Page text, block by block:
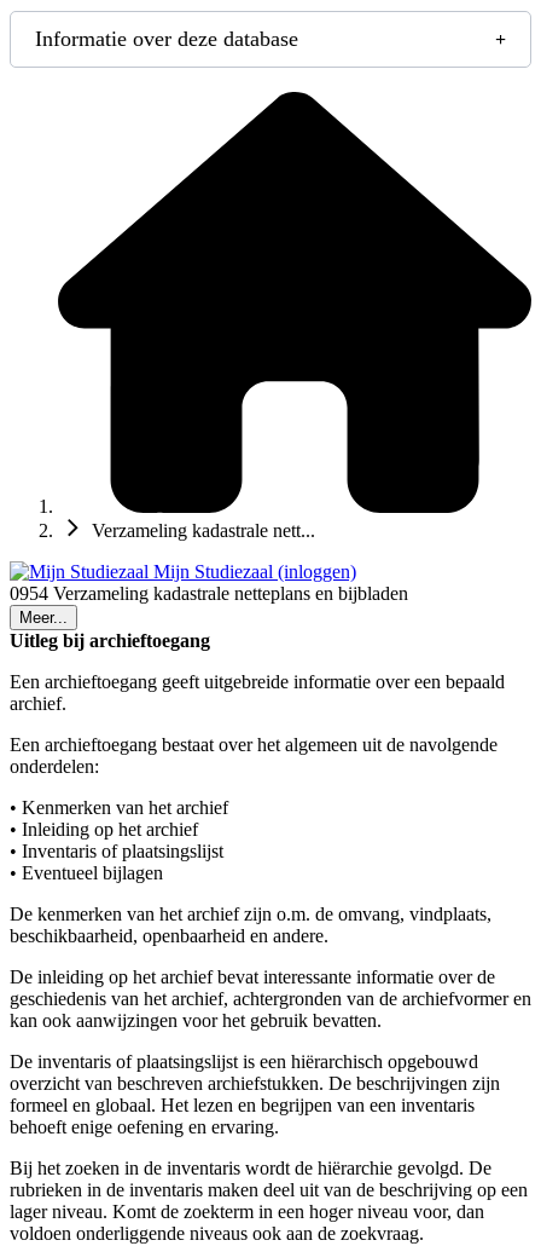
Informatie over deze database
Verzameling kadastrale nett...
Mijn Studiezaal (inloggen)
0954 Verzameling kadastrale netteplans en bijbladen
Meer...
Uitleg bij archieftoegang
Een archieftoegang geeft uitgebreide informatie over een bepaald
archief.
Een archieftoegang bestaat over het algemeen uit de navolgende
onderdelen:
• Kenmerken van het archief
• Inleiding op het archief
• Inventaris of plaatsingslijst
• Eventueel bijlagen
De kenmerken van het archief zijn o.m. de omvang, vindplaats,
beschikbaarheid, openbaarheid en andere.
De inleiding op het archief bevat interessante informatie over de
geschiedenis van het archief, achtergronden van de archiefvormer en
kan ook aanwijzingen voor het gebruik bevatten.
De inventaris of plaatsingslijst is een hiërarchisch opgebouwd
overzicht van beschreven archiefstukken. De beschrijvingen zijn
formeel en globaal. Het lezen en begrijpen van een inventaris
behoeft enige oefening en ervaring.
Bij het zoeken in de inventaris wordt de hiërarchie gevolgd. De
rubrieken in de inventaris maken deel uit van de beschrijving op een
lager niveau. Komt de zoekterm in een hoger niveau voor, dan
voldoen onderliggende niveaus ook aan de zoekvraag.